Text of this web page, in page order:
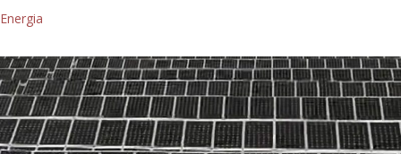
Energia